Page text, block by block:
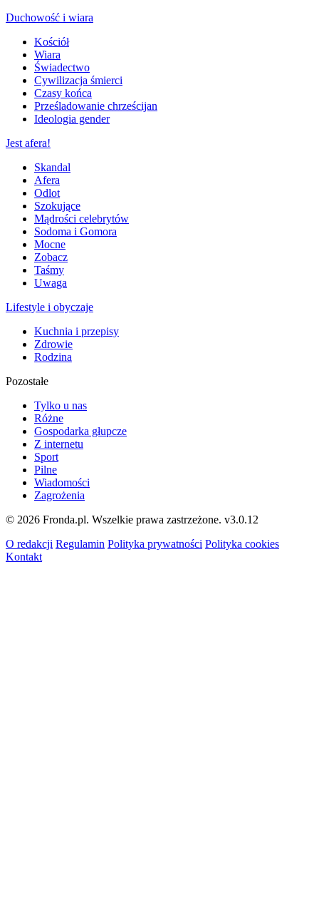
Duchowość i wiara
Kościół
Wiara
Świadectwo
Cywilizacja śmierci
Czasy końca
Prześladowanie chrześcijan
Ideologia gender
Jest afera!
Skandal
Afera
Odlot
Szokujące
Mądrości celebrytów
Sodoma i Gomora
Mocne
Zobacz
Taśmy
Uwaga
Lifestyle i obyczaje
Kuchnia i przepisy
Zdrowie
Rodzina
Pozostałe
Tylko u nas
Różne
Gospodarka głupcze
Z internetu
Sport
Pilne
Wiadomości
Zagrożenia
© 2026 Fronda.pl. Wszelkie prawa zastrzeżone. v3.0.12
O redakcji Regulamin Polityka prywatności Polityka cookies
Kontakt